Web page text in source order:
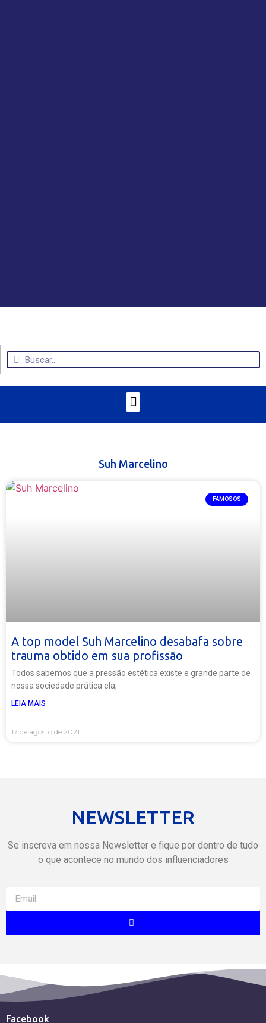
Suh Marcelino
FAMOSOS
A top model Suh Marcelino desabafa sobre
trauma obtido em sua profissão
Todos sabemos que a pressão estética existe e grande parte de
nossa sociedade prática ela,
LEIA MAIS
17 de agosto de 2021
NEWSLETTER
Se inscreva em nossa Newsletter e fique por dentro de tudo
o que acontece no mundo dos influenciadores
Facebook